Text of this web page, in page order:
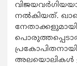
നല്‍കിയത്.
നേതാക്കളുമായി
അലയൊലികള്‍